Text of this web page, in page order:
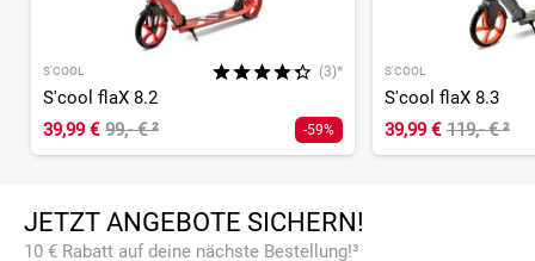
S'COOL (3)*
S'cool flaX 8.2
39,99 € 99,- €² -59%
S'COOL
S'cool flaX 8.3
39,99 € 119,- €²
JETZT ANGEBOTE SICHERN!
10 € Rabatt auf deine nächste Bestellung!³